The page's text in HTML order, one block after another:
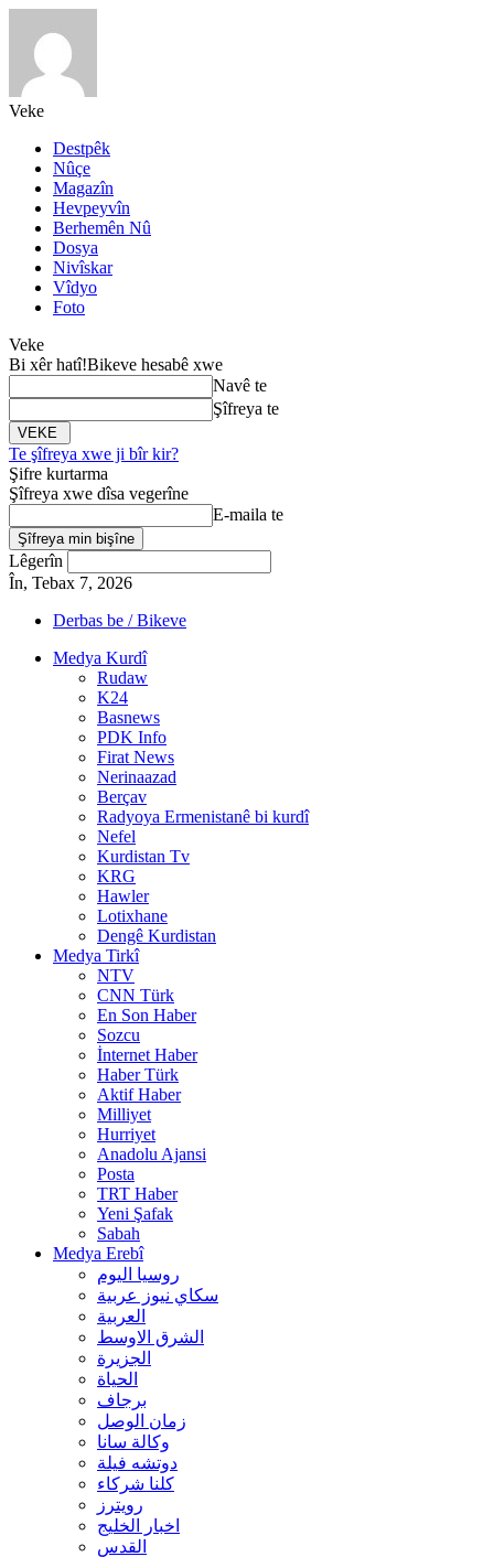
Veke
Destpêk
Nûçe
Magazîn
Hevpeyvîn
Berhemên Nû
Dosya
Nivîskar
Vîdyo
Foto
Veke
Bi xêr hatî!Bikeve hesabê xwe
Navê te
Şîfreya te
Te şîfreya xwe ji bîr kir?
Şifre kurtarma
Şîfreya xwe dîsa vegerîne
E-maila te
Lêgerîn
În, Tebax 7, 2026
Derbas be / Bikeve
Medya Kurdî
Rudaw
K24
Basnews
PDK Info
Firat News
Nerinaazad
Berçav
Radyoya Ermenistanê bi kurdî
Nefel
Kurdistan Tv
KRG
Hawler
Lotixhane
Dengê Kurdistan
Medya Tirkî
NTV
CNN Türk
En Son Haber
Sozcu
İnternet Haber
Haber Türk
Aktif Haber
Milliyet
Hurriyet
Anadolu Ajansi
Posta
TRT Haber
Yeni Şafak
Sabah
Medya Erebî
روسیا الیوم
سكاي نيوز عربية
العربية
الشرق الاوسط
الجزيرة
الحیاة
برجاف
زمان الوصل
وکالة سانا
دوتشه فیلة
کلنا شرکاء
رويترز
اخبار الخلیج
القدس